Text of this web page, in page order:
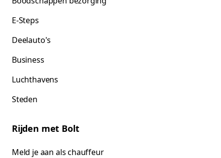
E-Steps
Deelauto's
Business
Luchthavens
Steden
Rijden met Bolt
Meld je aan als chauffeur